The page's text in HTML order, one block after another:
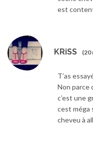
est
KRiSS (20
T’as
Non parce
c’est une
cest méga
cheveu à